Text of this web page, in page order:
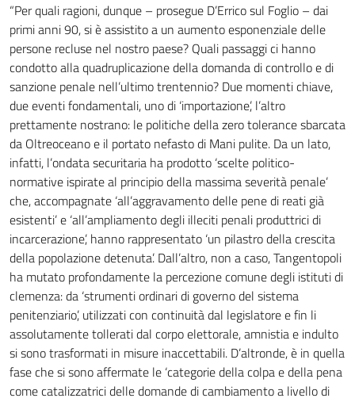
“Per quali ragioni, dunque – prosegue D’Errico sul Foglio – dai
primi anni 90, si è assistito a un aumento esponenziale delle
persone recluse nel nostro paese? Quali passaggi ci hanno
condotto alla quadruplicazione della domanda di controllo e di
sanzione penale nell’ultimo trentennio? Due momenti chiave,
due eventi fondamentali, uno di ‘importazione’, l’altro
prettamente nostrano: le politiche della zero tolerance sbarcata
da Oltreoceano e il portato nefasto di Mani pulite. Da un lato,
infatti, l’ondata securitaria ha prodotto ‘scelte politico-
normative ispirate al principio della massima severità penale’
che, accompagnate ‘all’aggravamento delle pene di reati già
esistenti’ e ‘all’ampliamento degli illeciti penali produttrici di
incarcerazione’, hanno rappresentato ‘un pilastro della crescita
della popolazione detenuta’. Dall’altro, non a caso, Tangentopoli
ha mutato profondamente la percezione comune degli istituti di
clemenza: da ‘strumenti ordinari di governo del sistema
penitenziario’, utilizzati con continuità dal legislatore e fin li
assolutamente tollerati dal corpo elettorale, amnistia e indulto
si sono trasformati in misure inaccettabili. D’altronde, è in quella
fase che si sono affermate le ‘categorie della colpa e della pena
come catalizzatrici delle domande di cambiamento a livello di